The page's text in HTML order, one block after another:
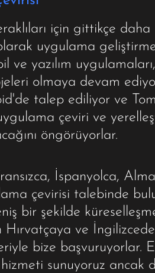
için gittikçe
uygulama
yazılım
olmaya devam
talep ediliyor ve
çeviri ve
öngörüyorlar.
İspanyolca,
çevirisi talebinde
bir şekilde
ve
bize başvuruyorlar.
sunuyoruz ancak